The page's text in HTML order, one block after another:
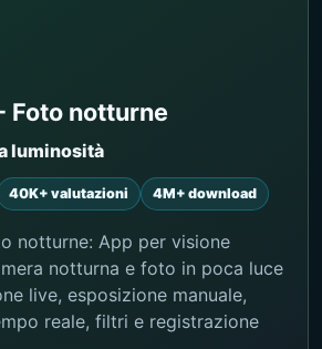
Foto notturne
luminosità
40K+ valutazioni 4M+ download
notturne: App per visione
notturna e foto in poca luce
live, esposizione manuale,
reale, filtri e registrazione